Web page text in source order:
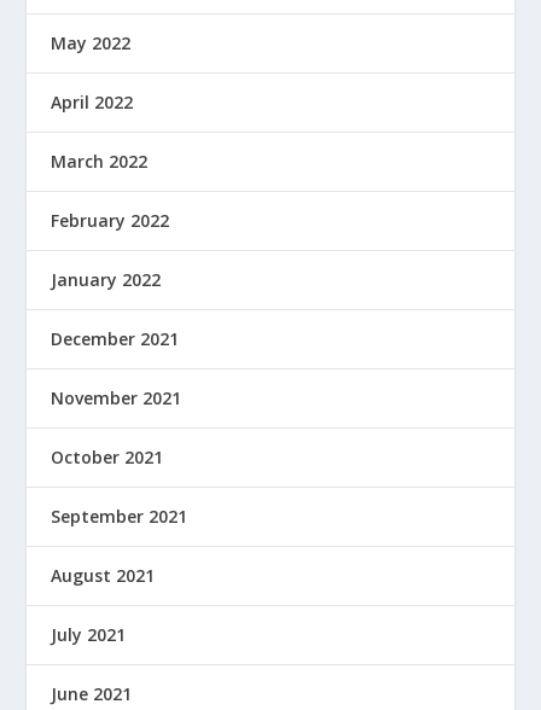
May 2022
April 2022
March 2022
February 2022
January 2022
December 2021
November 2021
October 2021
September 2021
August 2021
July 2021
June 2021